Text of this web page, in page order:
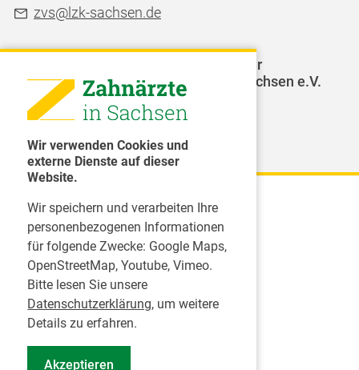
Wir verwenden Cookies und
externe Dienste auf dieser
Website.
Wir speichern und verarbeiten Ihre
personenbezogenen Informationen
für folgende Zwecke: Google Maps,
OpenStreetMap, Youtube, Vimeo.
Bitte lesen Sie unsere
Datenschutzerklärung, um weitere
Details zu erfahren.
Akzeptieren
zvs@lzk-sachsen.de
LAGZ - Landesarbeitsgemeinschaft für
Jugendzahnpflege des Freistaates Sachsen e.V.
Karriere
Inserate
Praktikum in einer Zahnarztpraxis
Jobs im Zahnärztehaus
Presse
Pressemitteilungen